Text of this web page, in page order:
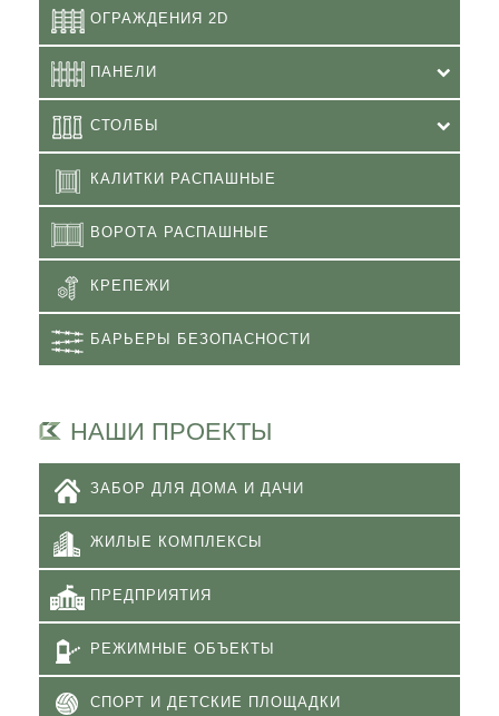
ОГРАЖДЕНИЯ 2D
ПАНЕЛИ
СТОЛБЫ
КАЛИТКИ РАСПАШНЫЕ
ВОРОТА РАСПАШНЫЕ
КРЕПЕЖИ
БАРЬЕРЫ БЕЗОПАСНОСТИ
НАШИ ПРОЕКТЫ
ЗАБОР ДЛЯ ДОМА И ДАЧИ
ЖИЛЫЕ КОМПЛЕКСЫ
ПРЕДПРИЯТИЯ
РЕЖИМНЫЕ ОБЪЕКТЫ
СПОРТ И ДЕТСКИЕ ПЛОЩАДКИ